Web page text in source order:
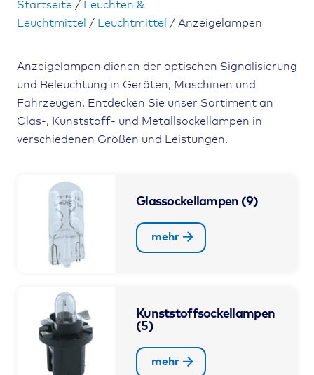
Startseite /
Leuchten &
Leuchtmittel
/ Leuchtmittel / Anzeigelampen
Anzeigelampen dienen der optischen Signalisierung
und Beleuchtung in Geräten, Maschinen und
Fahrzeugen. Entdecken Sie unser Sortiment an
Glas-, Kunststoff- und Metallsockellampen in
verschiedenen Größen und Leistungen.
Glassockellampen (9)
mehr
Kunststoffsockellampen
(5)
mehr